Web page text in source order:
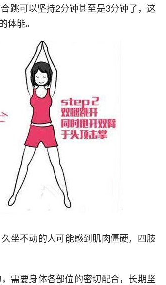
跳可以坚持2分钟甚至是3分钟了，这
体能。
坐不动的人可能感到肌肉僵硬，四肢
需要身体各部位的密切配合，长期坚